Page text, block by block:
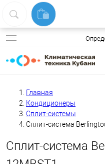
Главная
Кондиционеры
Сплит-системы
Сплит-система
Сплит-система